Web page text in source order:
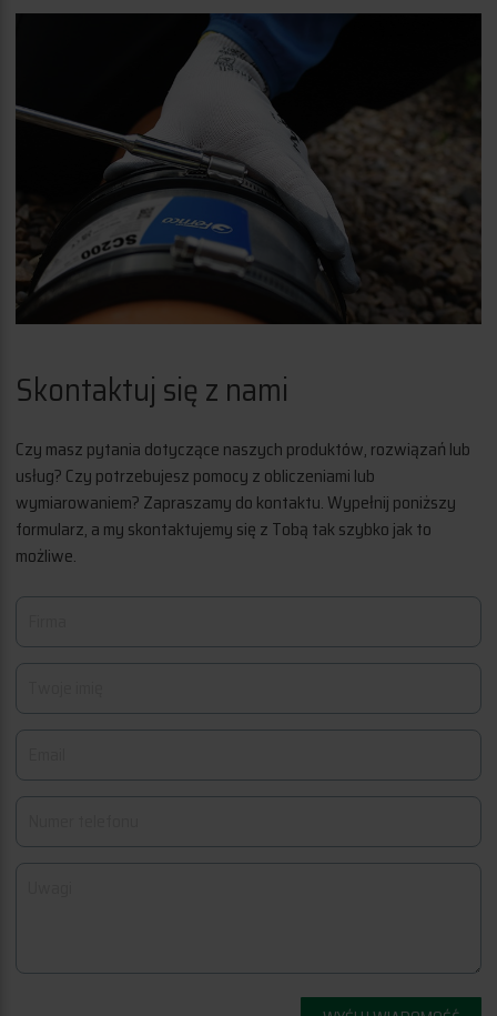
Skontaktuj się z nami
Czy masz pytania dotyczące naszych produktów, rozwiązań lub
usług? Czy potrzebujesz pomocy z obliczeniami lub
wymiarowaniem? Zapraszamy do kontaktu. Wypełnij poniższy
formularz, a my skontaktujemy się z Tobą tak szybko jak to
możliwe.